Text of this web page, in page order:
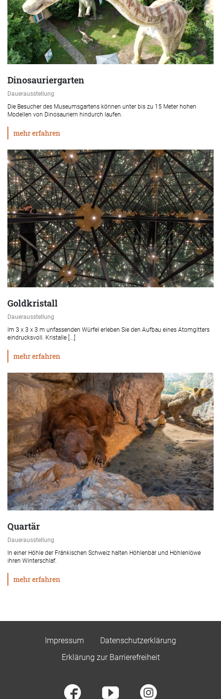
Dinosauriergarten
Dauerausstellung
Die Besucher des Museumsgartens können unter bis zu 15 Meter hohen
Modellen von Dinosauriern hindurch laufen.
mehr erfahren
Goldkristall
Dauerausstellung
Im 3 x 3 x 3 m unfassenden Würfel erleben Sie den Aufbau eines Atomgitters
eindrucksvoll. Kristalle [...]
mehr erfahren
Quartär
Dauerausstellung
In einer Höhle der Fränkischen Schweiz halten Höhlenbär und Höhlenlöwe
ihren Winterschlaf.
mehr erfahren
Impressum
Datenschutzerklärung
Erklärung zur Barrierefreiheit